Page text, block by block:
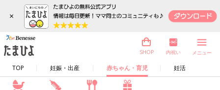
×
TOP 妊娠・出産 赤ちゃん・育児 妊活
SHOP 内祝い メニュー